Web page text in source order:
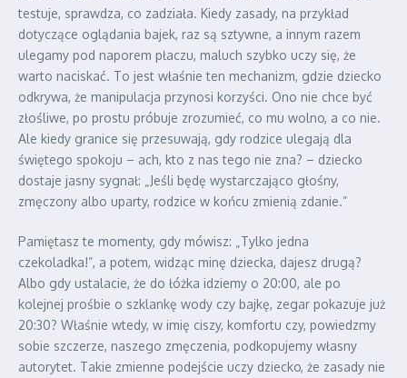
testuje, sprawdza, co zadziała. Kiedy zasady, na przykład
dotyczące oglądania bajek, raz są sztywne, a innym razem
ulegamy pod naporem płaczu, maluch szybko uczy się, że
warto naciskać. To jest właśnie ten mechanizm, gdzie dziecko
odkrywa, że manipulacja przynosi korzyści. Ono nie chce być
złośliwe, po prostu próbuje zrozumieć, co mu wolno, a co nie.
Ale kiedy granice się przesuwają, gdy rodzice ulegają dla
świętego spokoju – ach, kto z nas tego nie zna? – dziecko
dostaje jasny sygnał: „Jeśli będę wystarczająco głośny,
zmęczony albo uparty, rodzice w końcu zmienią zdanie.”
Pamiętasz te momenty, gdy mówisz: „Tylko jedna
czekoladka!”, a potem, widząc minę dziecka, dajesz drugą?
Albo gdy ustalacie, że do łóżka idziemy o 20:00, ale po
kolejnej prośbie o szklankę wody czy bajkę, zegar pokazuje już
20:30? Właśnie wtedy, w imię ciszy, komfortu czy, powiedzmy
sobie szczerze, naszego zmęczenia, podkopujemy własny
autorytet. Takie zmienne podejście uczy dziecko, że zasady nie